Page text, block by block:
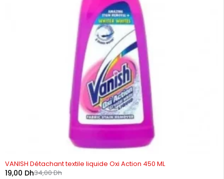
-44%
VANISH Détachant textile liquide Oxi Action 450 ML
34,00Dh
19,00 Dh